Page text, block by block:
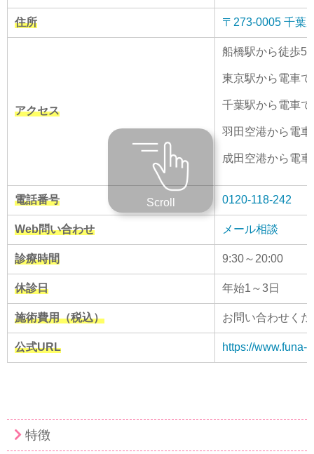
住所 〒273-0005 千葉
アクセス
船橋駅から徒歩5
東京駅から電車
千葉駅から電車
羽田空港から電
成田空港から電
電話番号 0120-118-242
Web問い合わせ メール相談
診療時間 9:30～20:00
休診日 年始1～3日
施術費用（税込） お問い合わせく
公式URL https://www.funa-
Scroll
特徴